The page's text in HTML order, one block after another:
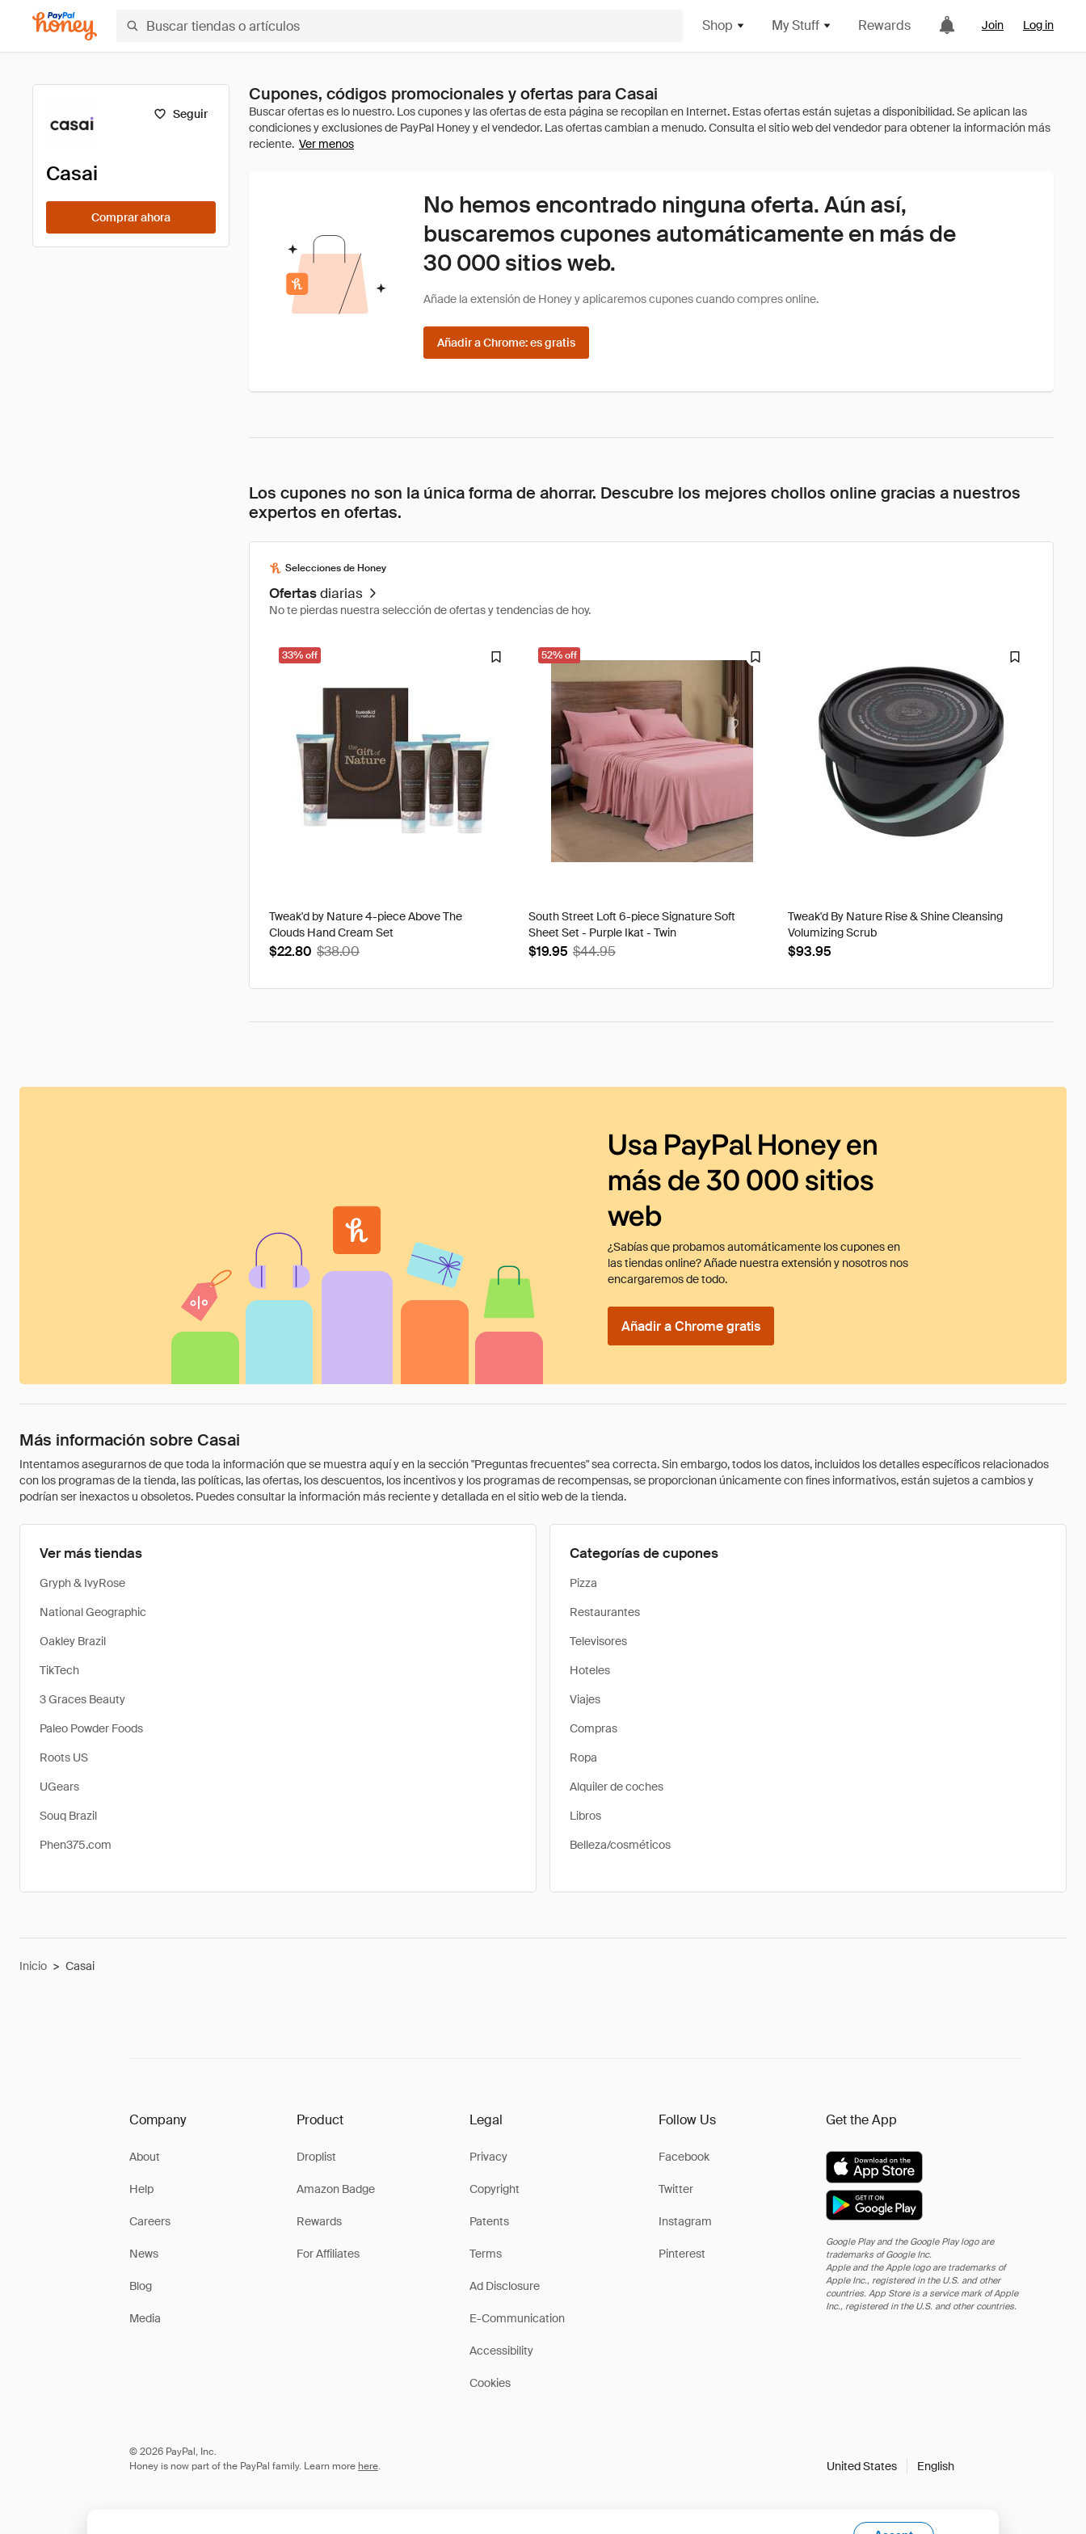
Shop My Stuff Rewards Join Log in
Seguir
Casai
Comprar ahora
Cupones, códigos promocionales y ofertas para Casai
Ver menos
No hemos encontrado ninguna oferta. Aún así,
buscaremos cupones automáticamente en más de
30 000 sitios web.
Añade la extensión de Honey y aplicaremos cupones cuando compres online.
Añadir a Chrome: es gratis
Los cupones no son la única forma de ahorrar. Descubre los mejores chollos online gracias a nuestros
expertos en ofertas.
Selecciones de Honey
Ofertasdiarias
No te pierdas nuestra selección de ofertas y tendencias de hoy.
33% off
Tweak'd by Nature 4-piece Above The
Clouds Hand Cream Set
$22.80 $38.00
52% off
South Street Loft 6-piece Signature Soft
Sheet Set - Purple Ikat - Twin
$19.95 $44.95
Tweak'd By Nature Rise & Shine Cleansing
Volumizing Scrub
$93.95
Usa PayPal Honey en
más de 30 000 sitios
web
¿Sabías que probamos automáticamente los cupones en
las tiendas online? Añade nuestra extensión y nosotros nos
encargaremos de todo.
Añadir a Chrome gratis
Más información sobre Casai
Intentamos asegurarnos de que toda la información que se muestra aquí y en la sección "Preguntas frecuentes" sea correcta. Sin embargo, todos los datos, incluidos los detalles específicos relacionados
con los programas de la tienda, las políticas, las ofertas, los descuentos, los incentivos y los programas de recompensas, se proporcionan únicamente con fines informativos, están sujetos a cambios y
podrían ser inexactos u obsoletos. Puedes consultar la información más reciente y detallada en el sitio web de la tienda.
Ver más tiendas
Gryph & IvyRose
National Geographic
Oakley Brazil
TikTech
3 Graces Beauty
Paleo Powder Foods
Roots US
UGears
Souq Brazil
Phen375.com
Categorías de cupones
Pizza
Restaurantes
Televisores
Hoteles
Viajes
Compras
Ropa
Alquiler de coches
Libros
Belleza/cosméticos
Inicio > Casai
Company
About
Help
Careers
News
Blog
Media
Product
Droplist
Amazon Badge
Rewards
For Affiliates
Legal
Privacy
Copyright
Patents
Terms
Ad Disclosure
E-Communication
Accessibility
Cookies
Follow Us
Facebook
Twitter
Instagram
Pinterest
Get the App
Google Play and the Google Play logo are
trademarks of Google Inc.
Apple and the Apple logo are trademarks of
Apple Inc., registered in the U.S. and other
countries. App Store is a service mark of Apple
Inc., registered in the U.S. and other countries.
© 2026 PayPal, Inc.
Honey is now part of the PayPal family. Learn more here. United States English